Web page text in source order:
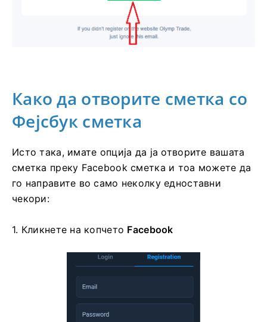
Како да отворите сметка со
Фејсбук сметка
Исто така, имате опција да ја отворите вашата
сметка преку Facebook сметка и тоа можете да
го направите во само неколку едноставни
чекори:
1. Кликнете на копчето Facebook